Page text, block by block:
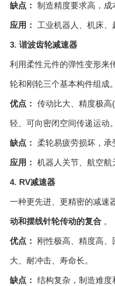
缺点： 制造精度要求高，成
应用： 工业机器人、机床、
3. 谐波齿轮减速器
利用柔性元件的弹性变形来
轮和刚轮三个基本构件组成。
优点： 传动比大、精度极
轻、可向密闭空间传递运动。
缺点： 柔轮易疲劳损坏，承
应用： 机器人关节、航空航
4. RV减速器
一种更先进、更精密的减速
动和摆线针轮传动的复合。
优点： 刚性极高、精度高
大、耐冲击、寿命长。
缺点： 结构复杂，制造难度